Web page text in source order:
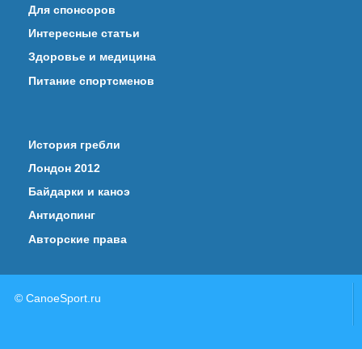
Для спонсоров
Интересные статьи
Здоровье и медицина
Питание спортсменов
История гребли
Лондон 2012
Байдарки и каноэ
Антидопинг
Авторские права
© CanoeSport.ru